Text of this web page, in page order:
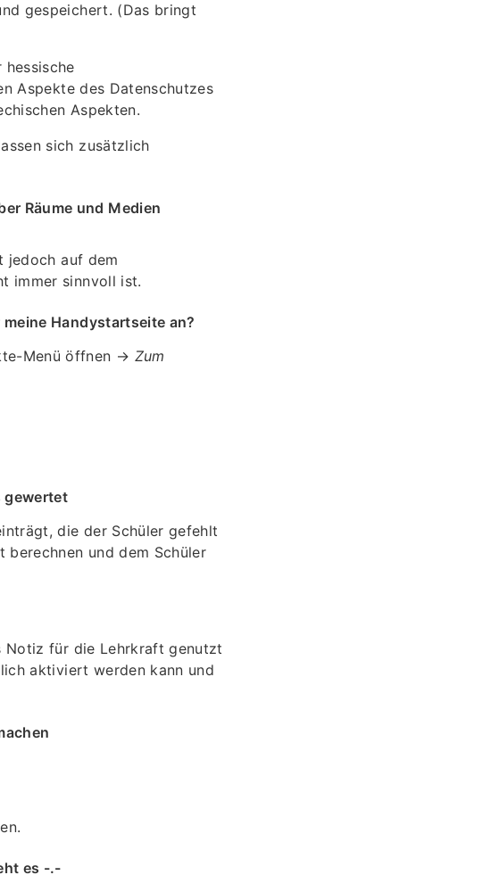
gespeichert. (Das bringt
Aspekte des Datenschutzes
Aspekten.
sich zusätzlich
Räume und Medien
jedoch auf dem
immer sinnvoll ist.
Handystartseite an?
Menü öffnen → Zum
gewertet
die der Schüler gefehlt
und dem Schüler
Notiz für die Lehrkraft genutzt
aktiviert werden kann und
es -.-